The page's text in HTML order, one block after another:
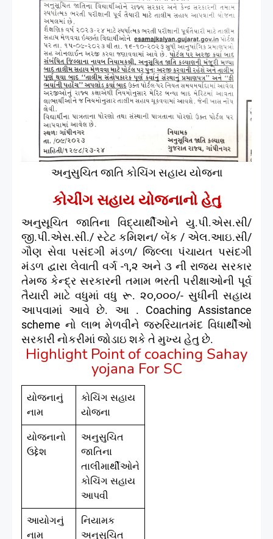
અનુસુચિત જાતિ કોચિંગ સહાય યોજના
કોચીંગ સહાય યોજનાનો હેતુ
અનુસૂચિત જાતિના વિદ્યાર્થીઓને યુ.પી.એસ.સી/
જી.પી.એસ.સી./ સ્ટેટ કમિશન/ બેંક / એલ.આઇ.સી/
ગૌણ સેવા પસંદગી મંડળ/ જિલ્લા પંચાયત પસંદગી
મંડળ દ્વારા લેવાતી વર્ગ -૧,૨ અને ૩ ની રાજ્ય સરકાર
તેમજ કેન્‍દ્ર સરકારની તમામ ભરતી પરીક્ષાઓની પૂર્વ
તૈયારી માટે વધુમાં વધુ રૂ. ૨૦,૦૦૦/- સુધીની સહાય
આપવામાં આવે છે. આ . Coaching Assistance
scheme નો લાભ મેળવીને જરુરિયાતમંદ વિધાર્થીઓ
સરકારી નોકરીમાં જોડાઇ શકે તે મુખ્ય હેતુ છે.
Highlight Point of coaching Sahay
yojana For SC
યોજનાનું
નામ
કોચિંગ સહાય
યોજના
યોજનાનો
ઉદ્દેશ
અનુસુચિત
જાતિના
તાલીમાર્થીઓને
કોચિંગ સહાય
આપવી
આયોગનું
નામ
નિયામક
અનુસુચિત